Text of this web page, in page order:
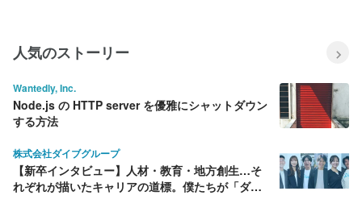
人気のストーリー
Wantedly, Inc.
Node.js の HTTP server を優雅にシャットダウン
する方法
株式会社ダイブグループ
【新卒インタビュー】人材・教育・地方創生…そ
れぞれが描いたキャリアの道標。僕たちが「ダイ